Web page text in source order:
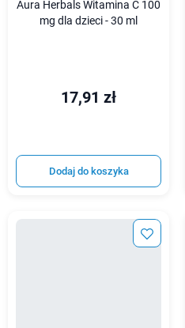
Aura Herbals Witamina C 100
mg dla dzieci - 30 ml
17,91 zł
Dodaj do koszyka